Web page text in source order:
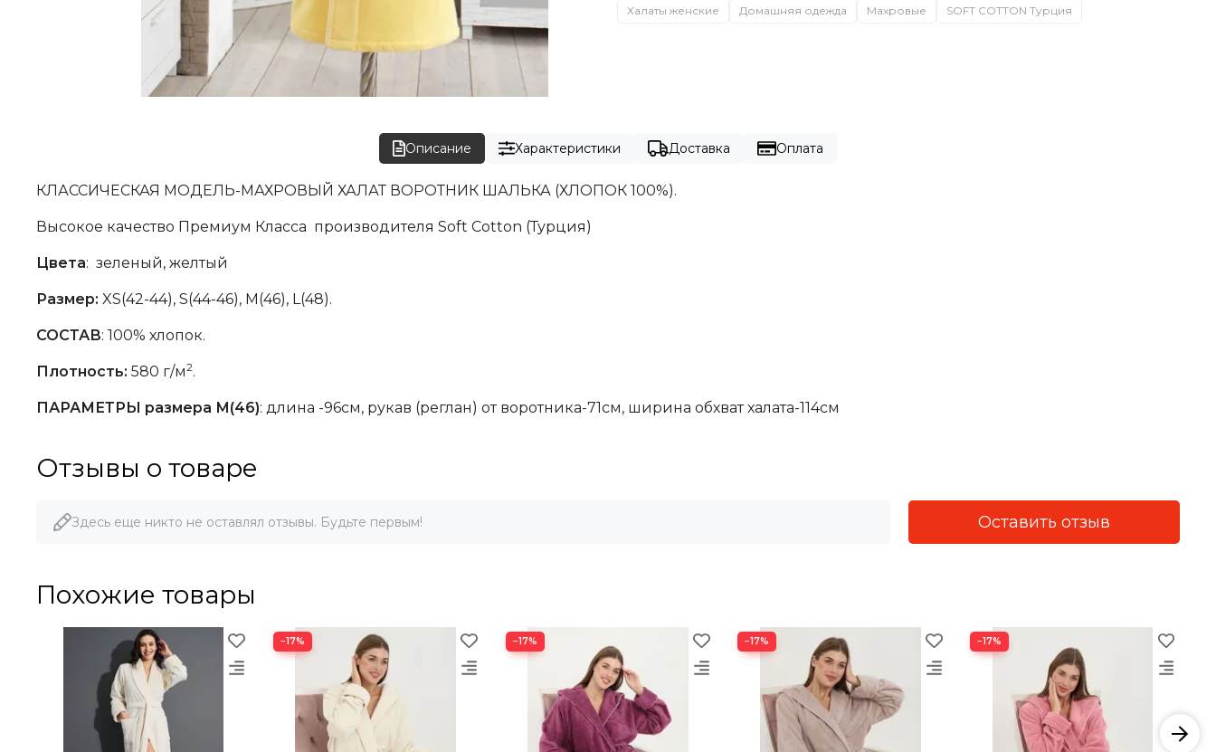
Халаты женские Домашняя одежда Махровые SOFT COTTON Турция
Описание Характеристики Доставка Оплата
КЛАССИЧЕСКАЯ МОДЕЛЬ-МАХРОВЫЙ ХАЛАТ ВОРОТНИК ШАЛЬКА (ХЛОПОК 100%).
Высокое качество Премиум Класса производителя Soft Cotton (Турция)
Цвета: зеленый, желтый
Размер: XS(42-44), S(44-46), M(46), L(48).
СОСТАВ: 100% хлопок.
Плотность: 580 г/м2.
ПАРАМЕТРЫ размера М(46): длина -96см, рукав (реглан) от воротника-71см, ширина обхват халата-114см
Отзывы о товаре
Здесь еще никто не оставлял отзывы. Будьте первым! Оставить отзыв
Похожие товары
−17% −17% −17% −17%